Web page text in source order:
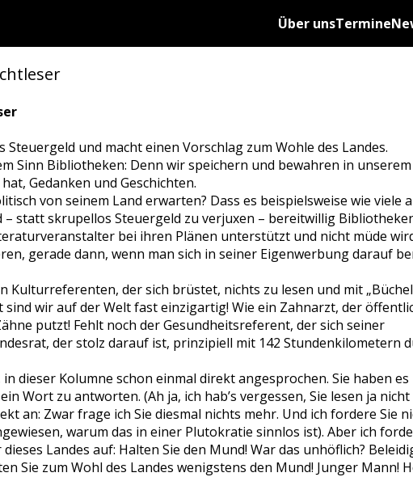
Über unsTermine
und macht einen Vorschlag zum Wohle des Landes.
Sinn Bibliotheken: Denn wir speichern und bewahren in
Gedanken und Geschichten.
von seinem Land erwarten? Dass es beispielsweise wie viele
statt skrupellos Steuergeld zu verjuxen – bereitwillig
bei ihren Plänen unterstützt und nicht müde
gerade dann, wenn man sich in seiner Eigenwerbung darauf
Kulturreferenten, der sich brüstet, nichts zu lesen und mit
sind wir auf der Welt fast einzigartig! Wie ein Zahnarzt, der
putzt! Fehlt noch der Gesundheitsreferent, der sich seiner
der stolz darauf ist, prinzipiell mit 142 Stundenkilometern
dieser Kolumne schon einmal direkt angesprochen. Sie haben
Wort zu antworten. (Ah ja, ich hab’s vergessen, Sie lesen ja nicht
an: Zwar frage ich Sie diesmal nichts mehr. Und ich fordere Sie
warum das in einer Plutokratie sinnlos ist). Aber ich
Landes auf: Halten Sie den Mund! War das unhöflich?
Sie zum Wohl des Landes wenigstens den Mund! Junger Mann!